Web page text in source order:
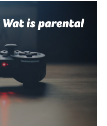
Wat is parental